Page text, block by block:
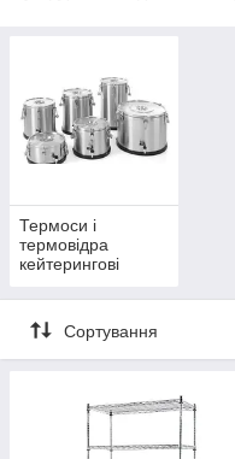
Термоси і
термовідра
кейтерингові
Сортування